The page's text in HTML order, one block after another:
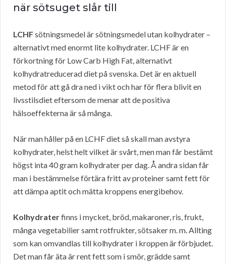
när sötsuget slår till
LCHFsötningsmedel är sötningsmedel utan kolhydrater –
alternativt med enormt lite kolhydrater. LCHF är en
förkortning för Low Carb High Fat, alternativt
kolhydratreducerad diet på svenska. Det är en aktuell
metod för att gå dra ned i vikt och har för flera blivit en
livsstilsdiet eftersom de menar att de positiva
hälsoeffekterna är så många.
När man håller på en LCHF diet så skall man avstyra
kolhydrater, helst helt vilket är svårt, men man får bestämt
högst inta 40 gram kolhydrater per dag. Å andra sidan får
man i bestämmelse förtära fritt av proteiner samt fett för
att dämpa aptit och mätta kroppens energibehov.
Kolhydraterfinns i mycket, bröd, makaroner, ris, frukt,
många vegetabilier samt rotfrukter, sötsaker m. m. Allting
som kan omvandlas till kolhydrater i kroppen är förbjudet.
Det man får äta är rent fett som i smör, grädde samt